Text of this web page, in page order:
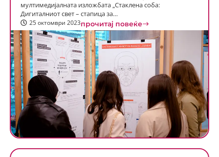
мултимедијалната изложбата „Стаклена соба:
Дигиталниот свет – стапица за…
25 октомври 2023прочитај повеќе